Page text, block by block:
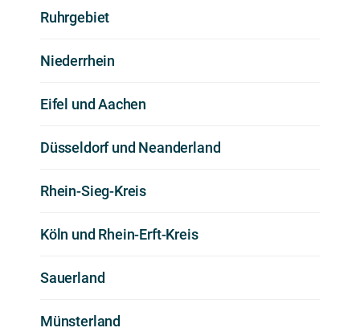
Ruhrgebiet
Niederrhein
Eifel und Aachen
Düsseldorf und Neanderland
Rhein-Sieg-Kreis
Köln und Rhein-Erft-Kreis
Sauerland
Münsterland